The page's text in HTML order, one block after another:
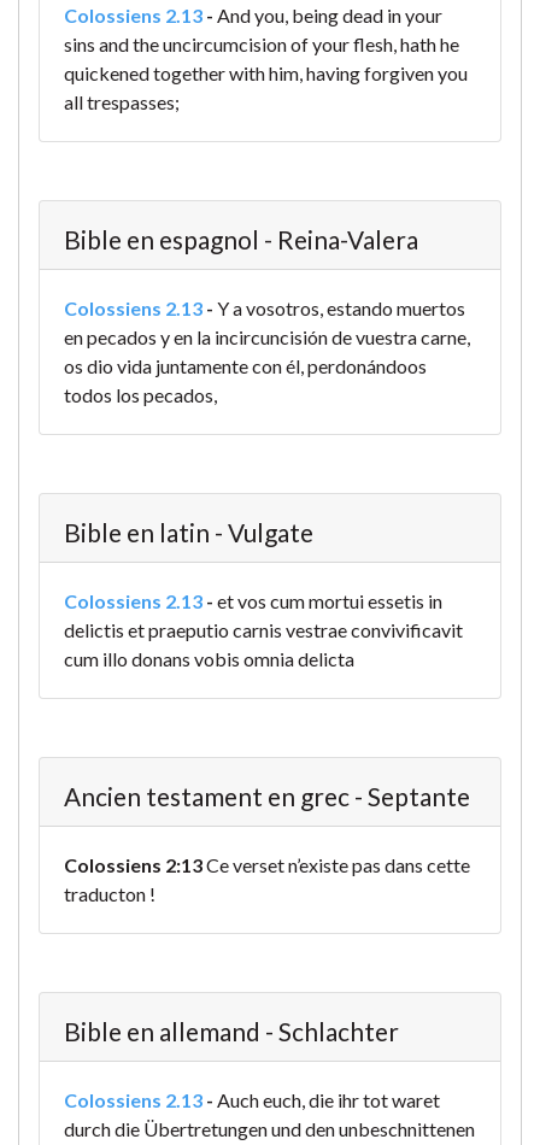
Colossiens 2.13 - And you, being dead in your
sins and the uncircumcision of your flesh, hath he
quickened together with him, having forgiven you
all trespasses;
Bible en espagnol - Reina-Valera
Colossiens 2.13 - Y a vosotros, estando muertos
en pecados y en la incircuncisión de vuestra carne,
os dio vida juntamente con él, perdonándoos
todos los pecados,
Bible en latin - Vulgate
Colossiens 2.13 - et vos cum mortui essetis in
delictis et praeputio carnis vestrae convivificavit
cum illo donans vobis omnia delicta
Ancien testament en grec - Septante
Colossiens 2:13Ce verset n’existe pas dans cette
traducton !
Bible en allemand - Schlachter
Colossiens 2.13 - Auch euch, die ihr tot waret
durch die Übertretungen und den unbeschnittenen